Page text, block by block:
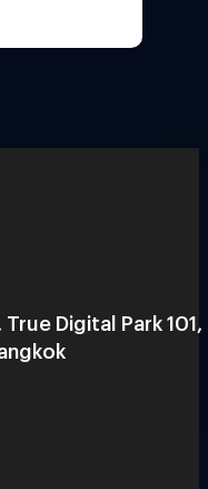
Digital Park 101,